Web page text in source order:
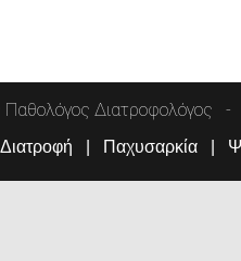
Διατροφολόγος
Διατροφή Παχυσαρκία